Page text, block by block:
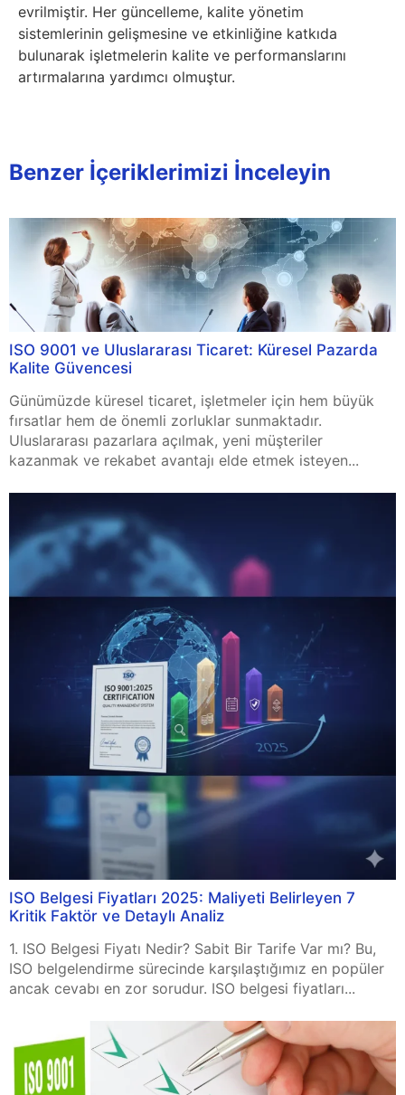
evrilmiştir. Her güncelleme, kalite yönetim
sistemlerinin gelişmesine ve etkinliğine katkıda
bulunarak işletmelerin kalite ve performanslarını
artırmalarına yardımcı olmuştur.
Benzer İçeriklerimizi İnceleyin
ISO 9001 ve Uluslararası Ticaret: Küresel Pazarda
Kalite Güvencesi
Günümüzde küresel ticaret, işletmeler için hem büyük
fırsatlar hem de önemli zorluklar sunmaktadır.
Uluslararası pazarlara açılmak, yeni müşteriler
kazanmak ve rekabet avantajı elde etmek isteyen...
ISO Belgesi Fiyatları 2025: Maliyeti Belirleyen 7
Kritik Faktör ve Detaylı Analiz
1. ISO Belgesi Fiyatı Nedir? Sabit Bir Tarife Var mı? Bu,
ISO belgelendirme sürecinde karşılaştığımız en popüler
ancak cevabı en zor sorudur. ISO belgesi fiyatları...